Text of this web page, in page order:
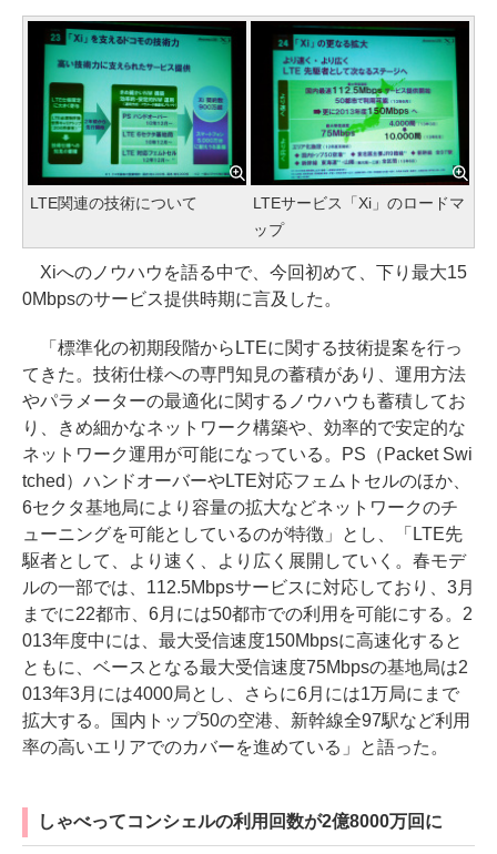
LTE関連の技術について
LTEサービス「Xi」のロードマ
ップ
Xiへのノウハウを語る中で、今回初めて、下り最大15
0Mbpsのサービス提供時期に言及した。
「標準化の初期段階からLTEに関する技術提案を行っ
てきた。技術仕様への専門知見の蓄積があり、運用方法
やパラメーターの最適化に関するノウハウも蓄積してお
り、きめ細かなネットワーク構築や、効率的で安定的な
ネットワーク運用が可能になっている。PS（Packet Swi
tched）ハンドオーバーやLTE対応フェムトセルのほか、
6セクタ基地局により容量の拡大などネットワークのチ
ューニングを可能としているのが特徴」とし、「LTE先
駆者として、より速く、より広く展開していく。春モデ
ルの一部では、112.5Mbpsサービスに対応しており、3月
までに22都市、6月には50都市での利用を可能にする。2
013年度中には、最大受信速度150Mbpsに高速化すると
ともに、ベースとなる最大受信速度75Mbpsの基地局は2
013年3月には4000局とし、さらに6月には1万局にまで
拡大する。国内トップ50の空港、新幹線全97駅など利用
率の高いエリアでのカバーを進めている」と語った。
しゃべってコンシェルの利用回数が2億8000万回に